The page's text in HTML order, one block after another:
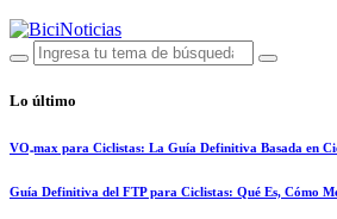
Lo último
VO₂max para Ciclistas: La Guía Definitiva Basada en
Guía Definitiva del FTP para Ciclistas: Qué Es, Cómo